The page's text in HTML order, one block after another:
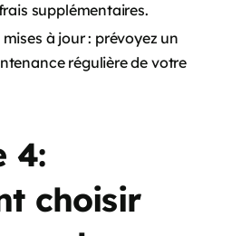
supplémentaires.
mises à jour : prévoyez un
régulière de votre
4:
choisir